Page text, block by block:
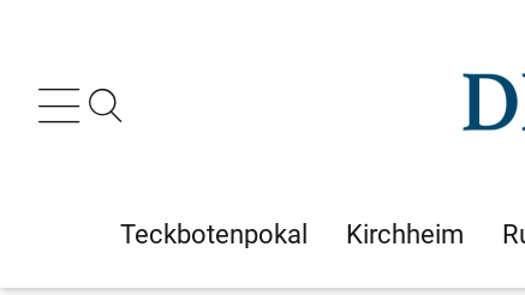
Teckbotenpokal Kirchheim